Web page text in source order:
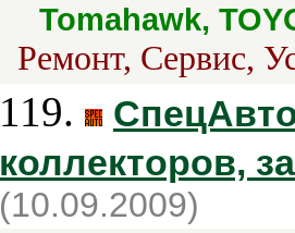
Tomahawk,
Ремонт, Сервис,
119.
коллекторов,
(10.09.2009)